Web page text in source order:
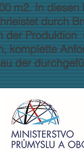
m2. In
durch
komplette
der